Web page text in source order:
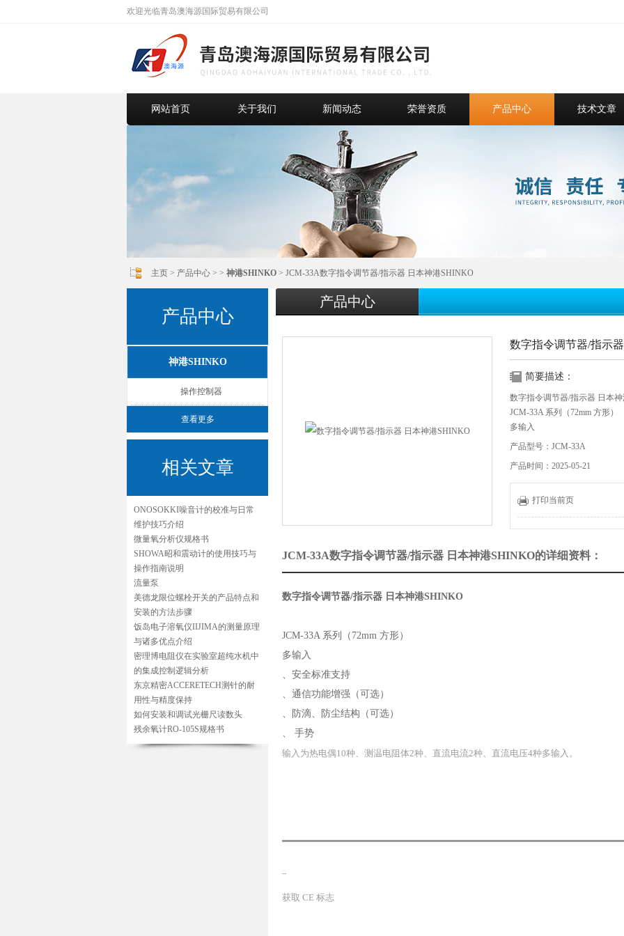
欢迎光临青岛澳海源国际贸易有限公司
网站首页 关于我们 新闻动态 荣誉资质 产品中心 技术文章
主页 > 产品中心 > > 神港SHINKO > JCM-33A数字指令调节器/指示器 日本神港SHINKO
产品中心
神港SHINKO
操作控制器
查看更多
相关文章
ONOSOKKI噪音计的校准与日常
维护技巧介绍
微量氧分析仪规格书
SHOWA昭和震动计的使用技巧与
操作指南说明
流量泵
美德龙限位螺栓开关的产品特点和
安装的方法步骤
饭岛电子溶氧仪IIJIMA的测量原理
与诸多优点介绍
密理博电阻仪在实验室超纯水机中
的集成控制逻辑分析
东京精密ACCERETECH测针的耐
用性与精度保持
如何安装和调试光栅尺读数头
残余氧计RO-105S规格书
产品中心
数字指令调节器/指示
简要描述：
数字指令调节器/指示器 日本
JCM-33A 系列（72mm 方形）
多输入
、安全标准支持
、防滴、防尘结构（可选）
、 手势
产品型号：JCM-33A
产品时间：2025-05-21
打印当前页
JCM-33A数字指令调节器/指示器 日本神港SHINKO的详细资料：
数字指令调节器/指示器 日本神港SHINKO
JCM-33A 系列（72mm 方形）
多输入
、安全标准支持
、通信功能增强（可选）
、防滴、防尘结构（可选）
、 手势
输入为热电偶10种、测温电阻体2种、直流电流2种、直流电压4种多输入。
获取 CE 标志